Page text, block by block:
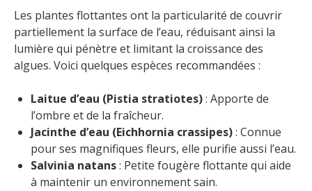
Les plantes flottantes ont la particularité de couvrir
partiellement la surface de l’eau, réduisant ainsi la
lumière qui pénètre et limitant la croissance des
algues. Voici quelques espèces recommandées :
Laitue d’eau (Pistia stratiotes): Apporte de
l’ombre et de la fraîcheur.
Jacinthe d’eau (Eichhornia crassipes): Connue
pour ses magnifiques fleurs, elle purifie aussi l’eau.
Salvinia natans: Petite fougère flottante qui aide
à maintenir un environnement sain.